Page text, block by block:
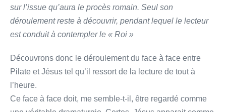
sur l’issue qu’aura le procès romain. Seul son
déroulement reste à découvrir, pendant lequel le lecteur
est conduit à contempler le « Roi »
Découvrons donc le déroulement du face à face entre
Pilate et Jésus tel qu’il ressort de la lecture de tout à
l’heure.
Ce face à face doit, me semble-t-il, être regardé comme